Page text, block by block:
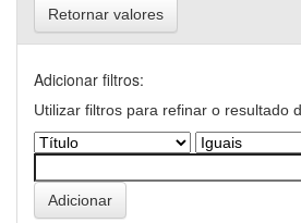
Retornar valores
Adicionar filtros:
Utilizar filtros para refinar o resultado